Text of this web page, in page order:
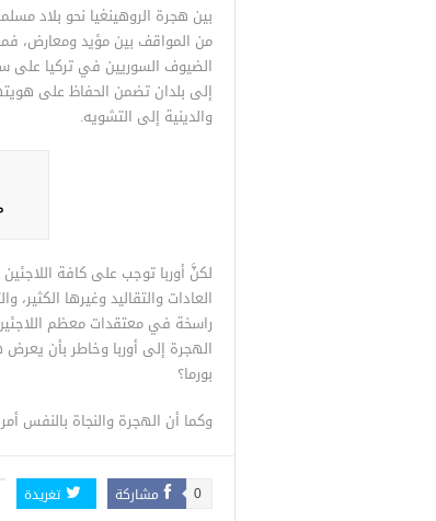
بين هجرة الروهينغيا نحو بلاد
من المواقف بين مؤيد ومعارض،
الضيوف السوريين في تركيا على
إلى بلدان تضمن الحفاظ على
والدينية إلى التشويه.
لكنَّ أوربا توجب على كافة
العادات والتقاليد وغيرها
راسخة في معتقدات معظم
الهجرة إلى أوربا وخاطر بأن
بورما؟
وكما أن الهجرة والنجاة بالنفس
مشاركة 0 تغريدة